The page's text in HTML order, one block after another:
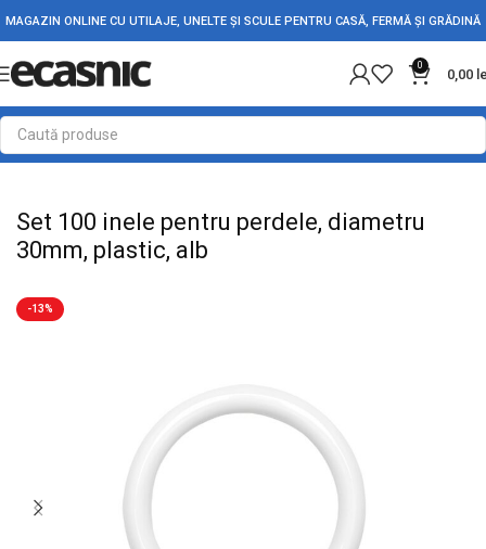
MAGAZIN ONLINE CU UTILAJE, UNELTE ȘI SCULE PENTRU CASĂ, FERMĂ ȘI GRĂDINĂ
0
0,00
Prima pagină Casă Accesorii șină/perdea
Set 100 inele pentru perdele, diametru
30mm, plastic, alb
-13%